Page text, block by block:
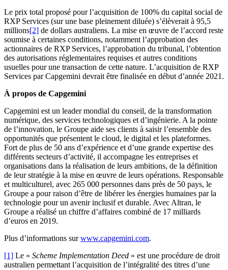
Le prix total proposé pour l’acquisition de 100% du capital social de
RXP Services (sur une base pleinement diluée) s’élèverait à 95,5
millions[2] de dollars australiens. La mise en œuvre de l’accord reste
soumise à certaines conditions, notamment l’approbation des
actionnaires de RXP Services, l’approbation du tribunal, l’obtention
des autorisations réglementaires requises et autres conditions
usuelles pour une transaction de cette nature. L’acquisition de RXP
Services par Capgemini devrait être finalisée en début d’année 2021.
À propos de Capgemini
Capgemini est un leader mondial du conseil, de la transformation
numérique, des services technologiques et d’ingénierie. A la pointe
de l’innovation, le Groupe aide ses clients à saisir l’ensemble des
opportunités que présentent le cloud, le digital et les plateformes.
Fort de plus de 50 ans d’expérience et d’une grande expertise des
différents secteurs d’activité, il accompagne les entreprises et
organisations dans la réalisation de leurs ambitions, de la définition
de leur stratégie à la mise en œuvre de leurs opérations. Responsable
et multiculturel, avec 265 000 personnes dans près de 50 pays, le
Groupe a pour raison d’être de libérer les énergies humaines par la
technologie pour un avenir inclusif et durable. Avec Altran, le
Groupe a réalisé un chiffre d’affaires combiné de 17 milliards
d’euros en 2019.
Plus d’informations surwww.capgemini.com.
[1] Le « Scheme Implementation Deed » est une procédure de droit
australien permettant l’acquisition de l’intégralité des titres d’une